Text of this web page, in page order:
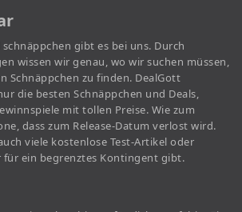
gibt es bei uns. Durch
wissen wir genau, wo wir suchen müssen,
Schnäppchen zu finden. DealGott
die besten Schnäppchen und Deals,
mit tollen Preise. Wie zum
dass zum Release-Datum verlost wird.
viele kostenlose Test-Artikel oder
für ein begrenztes Kontingent gibt.